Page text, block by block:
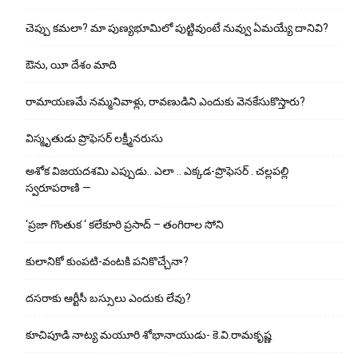
చెప్పు క‌మ‌లా? మా పుణ్యభూమిలో పుట్టివుంటే నువ్వు ఏమయ్యే దానివి?
ఔను, యీ దేశం మాది
రామాయణమే నమ్మనివాళ్లు, రావణుడిని ఎందుకు వెనకేసుకొస్తారు?
విస్మృతుడు ప్రొఫెసర్ లక్ష్మీనరుసు
అశోక విజ‌య‌ద‌శ‌మి ఎప్పుడు.. ఎలా .. ఎక్క‌డ‌-ప్రొఫెసర్ . చల్లపల్లి
స్వరూపరాణి —
‘ప్రజా గొంతుక ‘ కలేకూరి ప్రసాద్ – తంగిరాల సోని
కులానికో కుంప‌టి-వంట‌కి ప‌నికొచ్చేనా?
ద‌స‌రాకు ఆర్టీసీ బ‌స్సులు ఎందుకు లేవు?
కూచిపూడి నాట్య మ‌యూరి శోభానాయుడు- కె.వి.రామకృష్ణ